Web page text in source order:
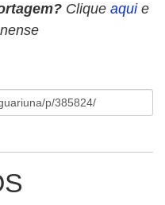
Clique aqui e